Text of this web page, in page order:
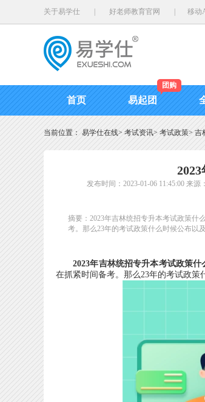
关于易学仕 好老师教育官网 移动
首页 易起团
团购
当前位置： 易学仕在线> 考试资讯> 考试政策> 吉
发布时间：2023-01-06 11:45:00 来源
摘要：2023年吉林统招专升本考试政策什
考。那么23年的考试政策什么时候公布以
2023年吉林统招专升本考试政策什
在抓紧时间备考。那么23年的考试政策